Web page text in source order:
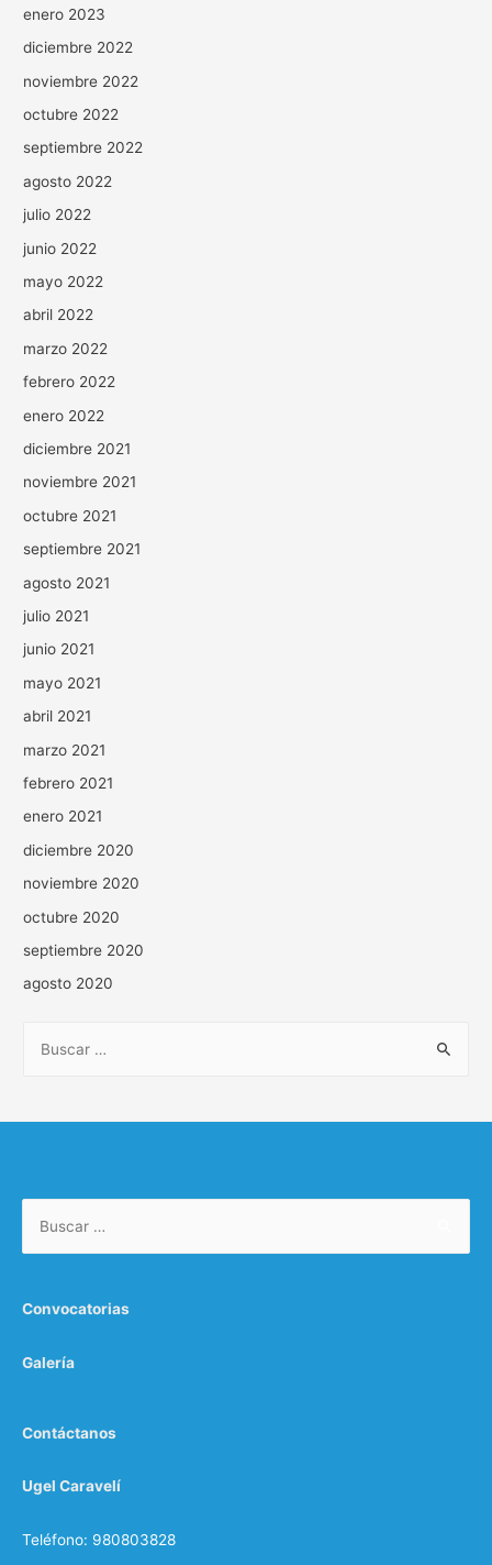
enero 2023
diciembre 2022
noviembre 2022
octubre 2022
septiembre 2022
agosto 2022
julio 2022
junio 2022
mayo 2022
abril 2022
marzo 2022
febrero 2022
enero 2022
diciembre 2021
noviembre 2021
octubre 2021
septiembre 2021
agosto 2021
julio 2021
junio 2021
mayo 2021
abril 2021
marzo 2021
febrero 2021
enero 2021
diciembre 2020
noviembre 2020
octubre 2020
septiembre 2020
agosto 2020
c
Convocatorias
Galería
Contáctanos
Ugel Caravelí
Teléfono: 980803828